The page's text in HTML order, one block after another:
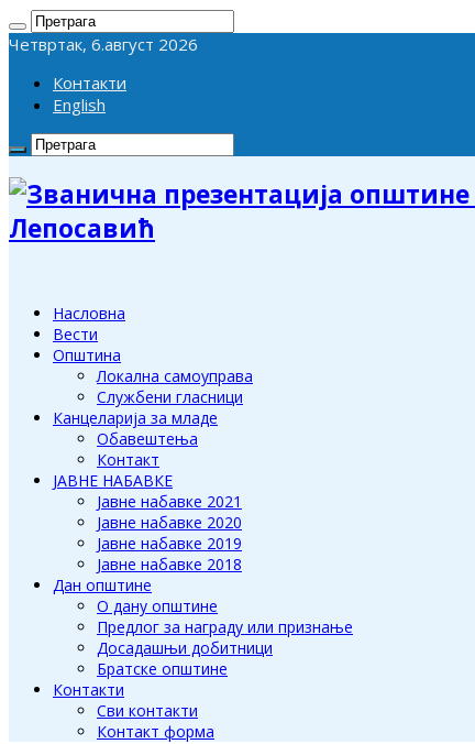
Четвртак, 6.август 2026
Контакти
English
Лепосавић
Насловна
Вести
Општина
Локална самоуправа
Службени гласници
Канцеларија за младе
Обавештења
Контакт
ЈАВНЕ НАБАВКЕ
Јавне набавке 2021
Јавне набавке 2020
Јавне набавке 2019
Јавне набавке 2018
Дан општине
О дану општине
Предлог за награду или признање
Досадашњи добитници
Братске општине
Контакти
Сви контакти
Контакт форма